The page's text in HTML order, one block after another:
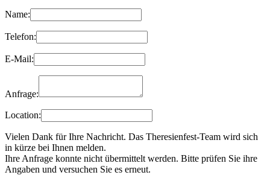
Name:
Telefon:
E-Mail:
Anfrage:
Location:
Vielen Dank für Ihre Nachricht. Das Theresienfest-Team wird sich
in kürze bei Ihnen melden.
Ihre Anfrage konnte nicht übermittelt werden. Bitte prüfen Sie ihre
Angaben und versuchen Sie es erneut.